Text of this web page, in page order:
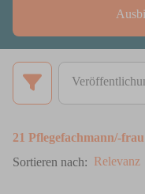
21 Pflegefachmann/-frau
Sortieren nach: Relevanz